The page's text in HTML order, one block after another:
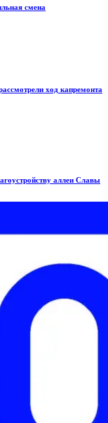
смена
ход капремонта
аллеи Славы